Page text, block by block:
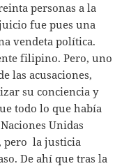
personas a la
fue pues una
vendeta política.
filipino. Pero, uno
las acusaciones,
su conciencia y
todo lo que había
Unidas
pero la justicia
De ahí que tras la